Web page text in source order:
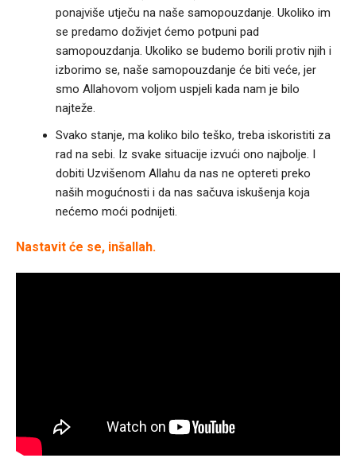
ponajviše utječu na naše samopouzdanje. Ukoliko im
se predamo doživjet ćemo potpuni pad
samopouzdanja. Ukoliko se budemo borili protiv njih i
izborimo se, naše samopouzdanje će biti veće, jer
smo Allahovom voljom uspjeli kada nam je bilo
najteže.
Svako stanje, ma koliko bilo teško, treba iskoristiti za
rad na sebi. Iz svake situacije izvući ono najbolje. I
dobiti Uzvišenom Allahu da nas ne optereti preko
naših mogućnosti i da nas sačuva iskušenja koja
nećemo moći podnijeti.
Nastavit će se, inšallah.